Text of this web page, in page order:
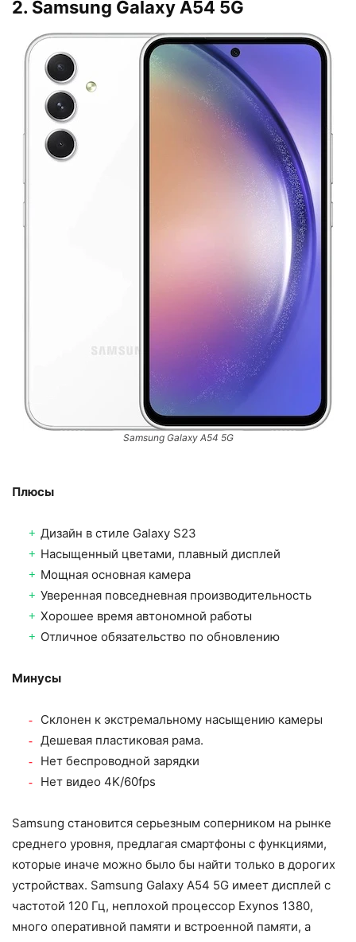
2. Samsung Galaxy A54 5G
Samsung Galaxy A54 5G
Плюсы
Дизайн в стиле Galaxy S23
Насыщенный цветами, плавный дисплей
Мощная основная камера
Уверенная повседневная производительность
Хорошее время автономной работы
Отличное обязательство по обновлению
Минусы
Склонен к экстремальному насыщению камеры
Дешевая пластиковая рама.
Нет беспроводной зарядки
Нет видео 4K/60fps
Samsung становится серьезным соперником на рынке
среднего уровня, предлагая смартфоны с функциями,
которые иначе можно было бы найти только в дорогих
устройствах. Samsung Galaxy A54 5G имеет дисплей с
частотой 120 Гц, неплохой процессор Exynos 1380,
много оперативной памяти и встроенной памяти, а